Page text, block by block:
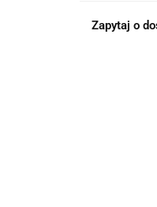
Zapytaj o